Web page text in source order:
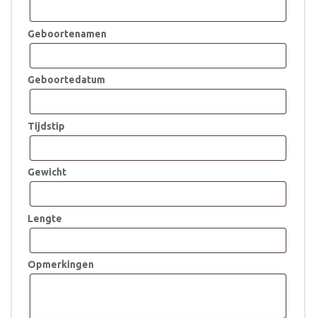
Geboortenamen
Geboortedatum
Tijdstip
Gewicht
Lengte
Opmerkingen